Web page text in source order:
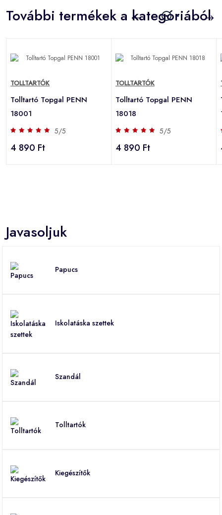
További termékek a kategóriából
TOLLTARTÓK
Tolltartó Topgal PENN
18001
5/5
4 890 Ft
TOLLTARTÓK
Tolltartó Topgal PENN
18018
5/5
4 890 Ft
Javasoljuk
Papucs
Iskolatáska szettek
Szandál
Tolltartók
Kiegészítők